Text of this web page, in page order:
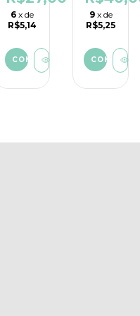
6 x de
R$5,14
jeans.
9 x de
R$5,25